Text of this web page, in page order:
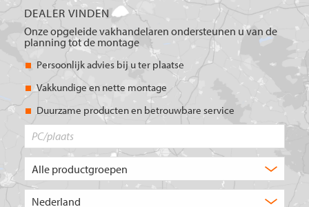
DEALER VINDEN
Onze opgeleide vakhandelaren ondersteunen u van de
planning tot de montage
Persoonlijk advies bij u ter plaatse
Vakkundige en nette montage
Duurzame producten en betrouwbare service
product